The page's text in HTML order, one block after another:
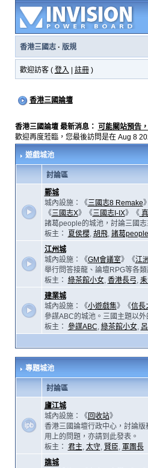
香港三國志· 版規
歡迎訪客 ( 登入 註冊)
香港三國論壇
香港三國論壇 最新消息： 可能關站預告
歡迎再度蒞臨，您最後訪問是在 Aug 8
遊戲城池
討論區
鄴城
城內設施：《三國志8 Remake
《三國志X》《三國志I-IX》《真
諸葛people的城池，討論三國
板主：
夏侯櫻, 胡飛, 諸葛people
江州城
城內設施：《GM會議室》《江
舉行問答接龍、論壇RPG等各類
板主： 綠茶館小女, 香港長弓,
建業城
城內設施：《小遊戲集》《信長
參謀ABC的城池。三國主題以
板主： 參謀ABC, 綠茶館小女,
專題城池
討論區
廬江城
城內設施：《回收站》
香港三國論壇行政中心，討論
用上的問題，亦請到此發表。
板主： 君主, 太守, 賢臣, 軍團長
譙城